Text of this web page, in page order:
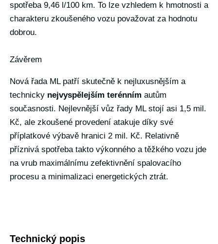
spotřeba 9,46 l/100 km. To lze vzhledem k hmotnosti a
charakteru zkoušeného vozu považovat za hodnotu
dobrou.
Závěrem
Nová řada ML patří skutečně k nejluxusnějším a
technicky nejvyspělejším terénním autům
současnosti. Nejlevnější vůz řady ML stojí asi 1,5 mil.
Kč, ale zkoušené provedení atakuje díky své
příplatkové výbavě hranici 2 mil. Kč. Relativně
příznivá spotřeba takto výkonného a těžkého vozu jde
na vrub maximálnímu zefektivnění spalovacího
procesu a minimalizaci energetických ztrát.
Technický popis